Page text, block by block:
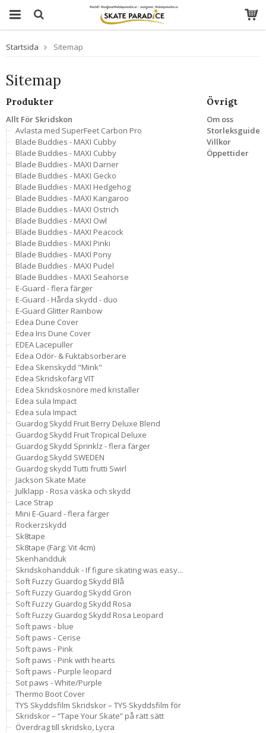
Startsida Sitemap
Sitemap
Produkter
Allt För Skridskon
Avlasta med SuperFeet Carbon Pro
Blade Buddies - MAXI Cubby
Blade Buddies - MAXI Cubby
Blade Buddies - MAXI Darner
Blade Buddies - MAXI Gecko
Blade Buddies - MAXI Hedgehog
Blade Buddies - MAXI Kangaroo
Blade Buddies - MAXI Ostrich
Blade Buddies - MAXI Owl
Blade Buddies - MAXI Peacock
Blade Buddies - MAXI Pinki
Blade Buddies - MAXI Pony
Blade Buddies - MAXI Pudel
Blade Buddies - MAXI Seahorse
E-Guard - flera färger
E-Guard - Hårda skydd - duo
E-Guard Glitter Rainbow
Edea Dune Cover
Edea Iris Dune Cover
EDEA Lacepuller
Edea Odör- & Fuktabsorberare
Edea Skenskydd "Mink"
Edea Skridskofärg VIT
Edea Skridskosnöre med kristaller
Edea sula Impact
Edea sula Impact
Guardog Skydd Fruit Berry Deluxe Blend
Guardog Skydd Fruit Tropical Deluxe
Guardog Skydd Sprinklz - flera färger
Guardog Skydd SWEDEN
Guardog skydd Tutti frutti Swirl
Jackson Skate Mate
Julklapp - Rosa väska och skydd
Lace Strap
Mini E-Guard - flera färger
Rockerzskydd
Sk8tape
Sk8tape (Färg: Vit 4cm)
Skenhandduk
Skridskohandduk - If figure skating was easy...
Soft Fuzzy Guardog Skydd Blå
Soft Fuzzy Guardog Skydd Grön
Soft Fuzzy Guardog Skydd Rosa
Soft Fuzzy Guardog Skydd Rosa Leopard
Soft paws - blue
Soft paws - Cerise
Soft paws - Pink
Soft paws - Pink with hearts
Soft paws - Purple leopard
Sot paws - White/Purple
Thermo Boot Cover
TYS Skyddsfilm Skridskor – TYS Skyddsfilm för
Skridskor – “Tape Your Skate” på rätt sätt
Överdrag till skridsko, Lycra
Övrigt
Om oss
Storleksguide
Villkor
Öppettider